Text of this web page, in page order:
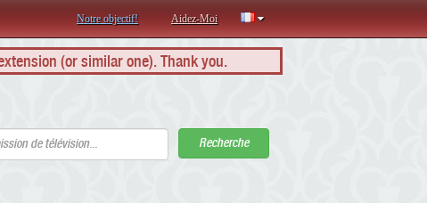
Notre objectif! Aidez-Moi
(or similar one). Thank you.
Recherche